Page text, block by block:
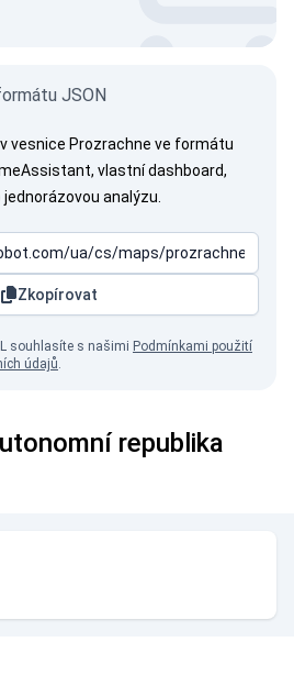
JSON
vesnice Prozrachne ve formátu
vlastní dashboard,
analýzu.
Zkopírovat
souhlasíte s našimi Podmínkami použití
údajů.
republika